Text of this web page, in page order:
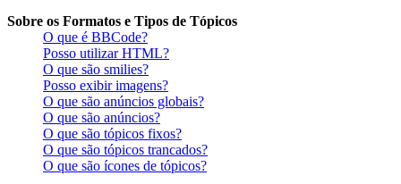
Sobre os Formatos e Tipos de Tópicos
O que é BBCode?
Posso utilizar HTML?
O que são smilies?
Posso exibir imagens?
O que são anúncios globais?
O que são anúncios?
O que são tópicos fixos?
O que são tópicos trancados?
O que são ícones de tópicos?